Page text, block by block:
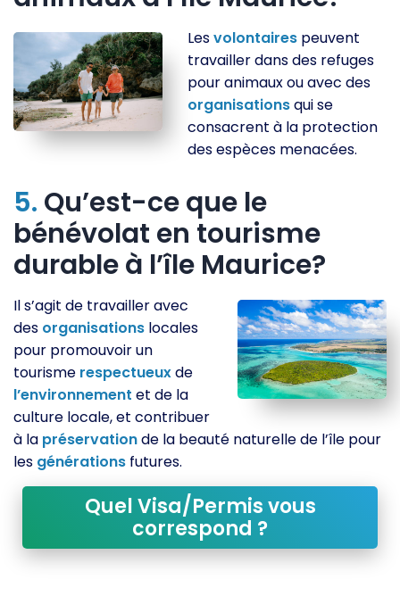
Lesvolontaires peuvent
travailler dans des refuges
pour animaux ou avec des
organisationsqui se
consacrent à la protection
des espèces menacées.
5. Qu’est-ce que le
bénévolat en tourisme
durable à l’île Maurice?
Il s’agit de travailler avec
des organisations locales
pour promouvoir un
tourisme respectueuxde
l’environnement et de la
culture locale, et contribuer
à la préservationde la beauté naturelle de l’île pour
les générations futures.
Quel Visa/Permis vous
correspond ?